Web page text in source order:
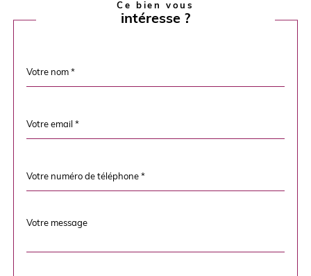
Ce bien vous
intéresse ?
Fieldset
par
Nom
*
email
*
Téléphone
*
Fieldset
Message